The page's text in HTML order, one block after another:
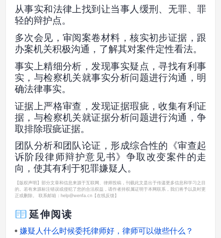
从事实和法律上找到让当事人缓刑、无罪、罪
轻的辩护点。
多次会见，审阅案卷材料，核实初步证据，跟
办案机关积极沟通，了解其对案件定性看法。
事实上精细分析，发现事实疑点，寻找有利事
实，与检察机关就事实分析问题进行沟通，明
确法律事实。
证据上严格审查，发现证据瑕疵，收集有利证
据，与检察机关就证据分析问题进行沟通，争
取排除瑕疵证据。
团队分析和团队论证，形成综合性的《审查起
诉阶段律师辩护意见书》争取改变案件的走
向，使其有利于犯罪嫌疑人。
【版权声明】部分文章和信息来源于互联网、律师投稿，刊载此文是出于传递更多信息和学习之目
的。若有来源标注错误或侵犯了您的合法权益，请作者持权属证明于本网联系，我们将予以及时更
正或删除。 联系邮箱：help@wenfa.cn【在线反馈】
延伸阅读
嫌疑人什么时候委托律师好，律师可以做些什么？